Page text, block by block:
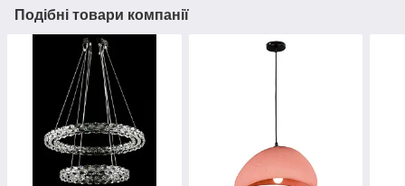
Подібні товари компанії